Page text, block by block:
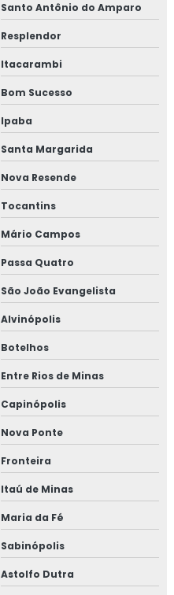
Santo Antônio do Amparo
Resplendor
Itacarambi
Bom Sucesso
Ipaba
Santa Margarida
Nova Resende
Tocantins
Mário Campos
Passa Quatro
São João Evangelista
Alvinópolis
Botelhos
Entre Rios de Minas
Capinópolis
Nova Ponte
Fronteira
Itaú de Minas
Maria da Fé
Sabinópolis
Astolfo Dutra